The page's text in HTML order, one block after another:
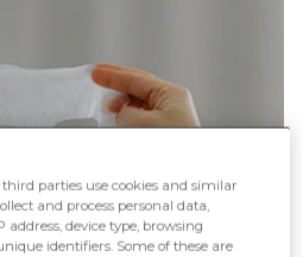
third parties use cookies and similar
and process personal data,
device type, browsing
identifiers. Some of these are